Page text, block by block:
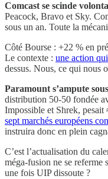
Comcast se scinde
Peacock, Bravo et Sky.
sous un an. Toute la
Côté Bourse : +22 % en
Le contexte : une action
dessus. Nous, ce qui nous
Paramount s’ampute
distribution 50-50 fondée
Impossible et Shrek,
sept marchés européens
instruira donc en plein
C’est l’actualisation du
méga-fusion ne se referme
une fois UIP dissoute ?